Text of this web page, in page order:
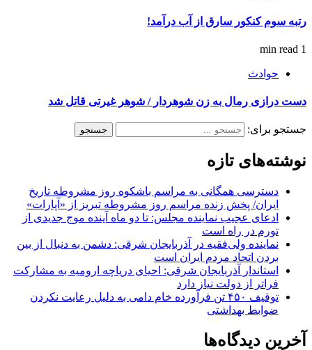
رتبه سوم کنکور سارق از آب درآمد!
1 min read
حوادث
دست درازی رمال به زن شوهردار / شوهر غیرتی قاتل شد
جستجو برای:
نوشته‌های تازه
دسترسی همگانی به مراسم باشکوه روز مشروطه تاریخ
ایران/ پخش زنده مراسم روز مشروطه تبریز از «آپارات»
ادعای عجیب نماینده مجلس: تا دو ماه آینده موج جدیدی از
تورم در راه است
نماینده ولی‌فقیه در آذربایجان شرقی: دشمن به دنبال از بین
بردن اتحاد مردم ایران است
استاندار آذربایجان شرقی: احیای دریاچه ارومیه به مشارکت
فراتر از دولت نیاز دارد
توقیف ۴۵۰ تن فرآورده خام دامی به دلیل رعایت نکردن
ضوابط بهداشتی
آخرین دیدگاه‌ها